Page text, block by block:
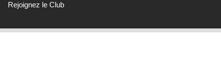
Rejoignez le Club